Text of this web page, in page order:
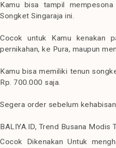
Kamu bisa tampil
Songket Singaraja ini.
Cocok untuk Kamu kenakan
pernikahan, ke Pura, maupun
Kamu bisa memiliki tenun
Rp. 700.000 saja.
Segera order sebelum
BALIYA.ID, Trend Busana Modis
Cocok Dikenakan Untuk